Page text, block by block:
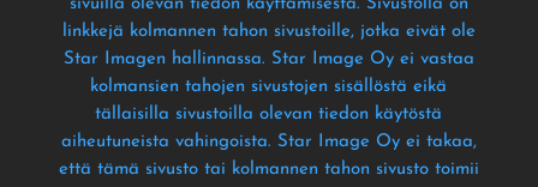
sivuilla olevan tiedon käyttämisestä. Sivustolla on
linkkejä kolmannen tahon sivustoille, jotka eivät ole
Star Imagen hallinnassa. Star Image Oy ei vastaa
kolmansien tahojen sivustojen sisällöstä eikä
tällaisilla sivustoilla olevan tiedon käytöstä
aiheutuneista vahingoista. Star Image Oy ei takaa,
että tämä sivusto tai kolmannen tahon sivusto toimii